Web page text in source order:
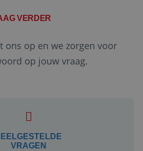
VERDER
ons op en we zorgen voor
op jouw vraag.
VRAGEN
Google Privacy Policy